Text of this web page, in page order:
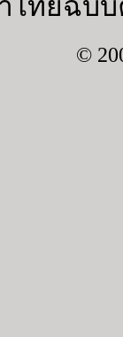
ไทยฉบับ
©